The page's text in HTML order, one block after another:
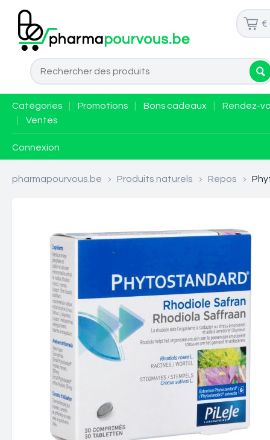
€
Catégories Promotions Bons cadeaux
Rendez-
Ventes
Connexion
pharmapourvous.be > Produits naturels > Repos >